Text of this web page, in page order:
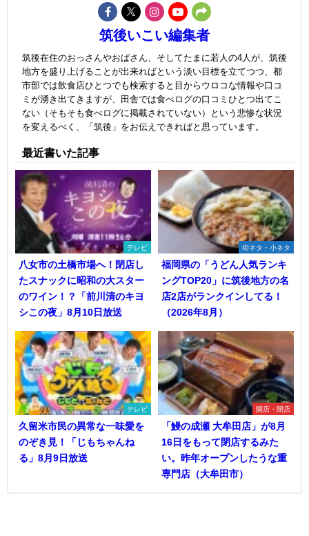
筑後いこい編集者
筑後在住のおっさんやおばさん、そしてたまに若人の4人が、筑後
地方を盛り上げることが出来ればという淡い目標を立てつつ、都
市部では飲食店ひとつでも検索すると目からウロコな情報や口コ
ミが湧き出てきますが、田舎では食べログの口コミひとつ出てこ
ない（そもそも食べログに掲載されていない）という悲惨な状況
を変えるべく、「筑後」をお伝えできればと思っています。
最近書いた記事
テレビ
八女市の土橋市場へ！閉店し
たスナックに昭和の大スター
のワイン！？「前川清のキヨ
シこの夜」8月10日放送
街ネタ・小ネタ
福岡県の「うどん人気ランキ
ングTOP20」に筑後地方の名
店2店がランクインしてる！
（2026年8月）
テレビ
久留米市民の異常な一味愛を
のぞき見！「じもちゃんね
る」8月9日放送
開店・閉店
「鰻の成瀬 大牟田店」が8月
16日をもって閉店するみた
い。昨年オープンしたうな重
専門店（大牟田市）